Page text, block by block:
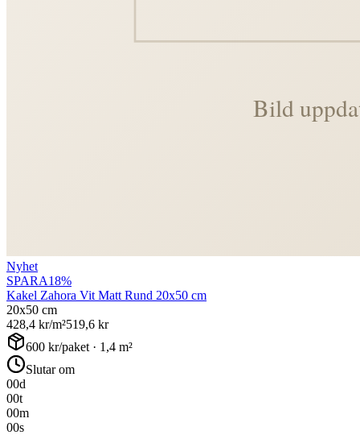
Nyhet
SPARA18%
Kakel Zahora Vit Matt Rund 20x50 cm
20x50 cm
428,4 kr/m²519,6 kr
600 kr/paket · 1,4 m²
Slutar om
00d
00t
00m
00s